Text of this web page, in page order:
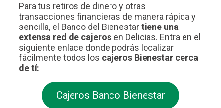
Para tus retiros de dinero y otras
transacciones financieras de manera rápida y
sencilla, el Banco del Bienestartiene una
extensa red de cajeros en Delicias. Entra en el
siguiente enlace donde podrás localizar
fácilmente todos los cajeros Bienestar cerca
de tí:
Cajeros Banco Bienestar